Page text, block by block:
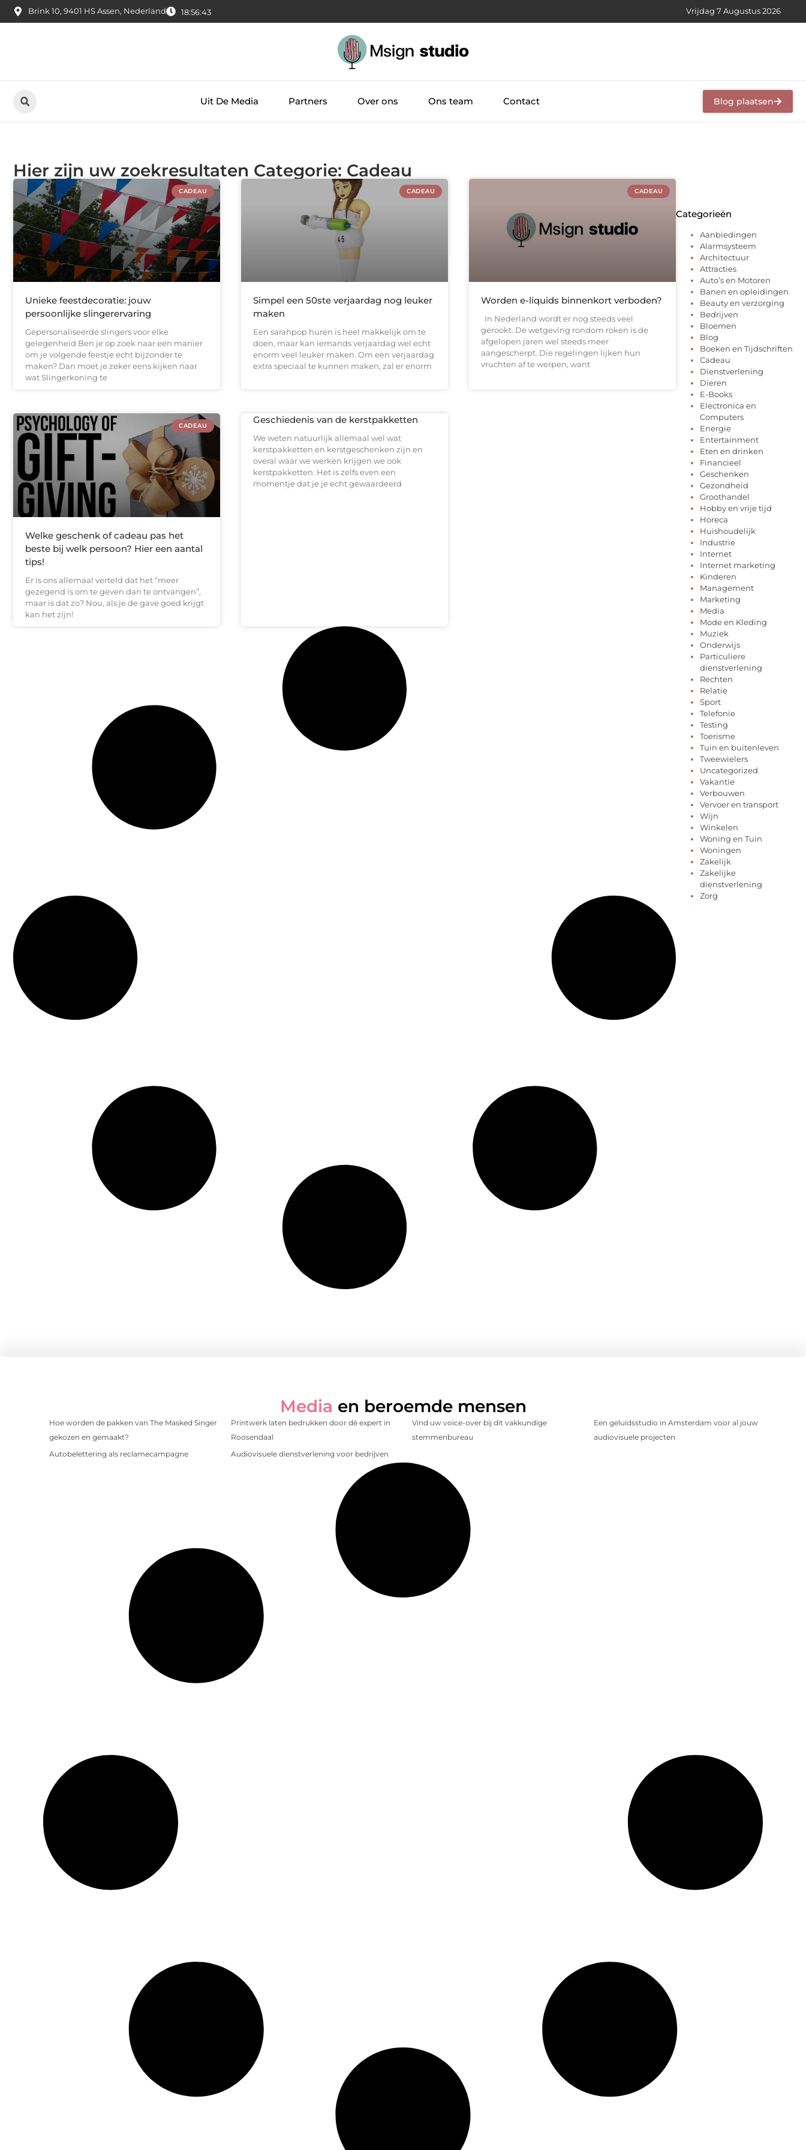
Brink 10, 9401 HS Assen, Nederland 18:56:44 Vrijdag 7 Augustus 2026
Uit De Media Partners Over ons Ons team Contact Blog plaatsen
Hier zijn uw zoekresultaten Categorie: Cadeau
CADEAU
Unieke feestdecoratie: jouw
persoonlijke slingerervaring
Gepersonaliseerde slingers voor elke
gelegenheid Ben je op zoek naar een manier
om je volgende feestje echt bijzonder te
maken? Dan moet je zeker eens kijken naar
wat Slingerkoning te
CADEAU
Simpel een 50ste verjaardag nog leuker
maken
Een sarahpop huren is heel makkelijk om te
doen, maar kan iemands verjaardag wel echt
enorm veel leuker maken. Om een verjaardag
extra speciaal te kunnen maken, zal er enorm
CADEAU
Worden e-liquids binnenkort verboden?
In Nederland wordt er nog steeds veel
gerookt. De wetgeving rondom roken is de
afgelopen jaren wel steeds meer
aangescherpt. Die regelingen lijken hun
vruchten af te werpen, want
CADEAU
Welke geschenk of cadeau pas het
beste bij welk persoon? Hier een aantal
tips!
Er is ons allemaal verteld dat het “meer
gezegend is om te geven dan te ontvangen”,
maar is dat zo? Nou, als je de gave goed krijgt
kan het zijn!
Geschiedenis van de kerstpakketten
We weten natuurlijk allemaal wel wat
kerstpakketten en kerstgeschenken zijn en
overal waar we werken krijgen we ook
kerstpakketten. Het is zelfs even een
momentje dat je je echt gewaardeerd
Categorieën
Aanbiedingen
Alarmsysteem
Architectuur
Attracties
Auto’s en Motoren
Banen en opleidingen
Beauty en verzorging
Bedrijven
Bloemen
Blog
Boeken en Tijdschriften
Cadeau
Dienstverlening
Dieren
E-Books
Electronica en
Computers
Energie
Entertainment
Eten en drinken
Financieel
Geschenken
Gezondheid
Groothandel
Hobby en vrije tijd
Horeca
Huishoudelijk
Industrie
Internet
Internet marketing
Kinderen
Management
Marketing
Media
Mode en Kleding
Muziek
Onderwijs
Particuliere
dienstverlening
Rechten
Relatie
Sport
Telefonie
Testing
Toerisme
Tuin en buitenleven
Tweewielers
Uncategorized
Vakantie
Verbouwen
Vervoer en transport
Wijn
Winkelen
Woning en Tuin
Woningen
Zakelijk
Zakelijke
dienstverlening
Zorg
Media en beroemde mensen
Hoe worden de pakken van The Masked Singer
gekozen en gemaakt?
Printwerk laten bedrukken door dé expert in
Roosendaal
Vind uw voice-over bij dit vakkundige
stemmenbureau
Een geluidsstudio in Amsterdam voor al jouw
audiovisuele projecten
Autobelettering als reclamecampagne
Audiovisuele dienstverlening voor bedrijven